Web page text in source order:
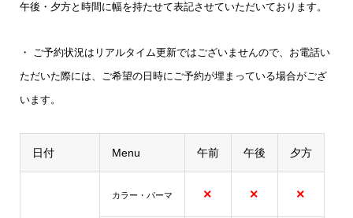
午後・夕方と時間に幅を持たせて表記させていただいております。
・ ご予約状況はリアルタイム更新ではございませんので、お電話い
ただいた際には、ご希望の日時にご予約が埋まっている場合がござ
います。
日付 Menu 午前 午後 夕方
カラー・パーマ × × ×